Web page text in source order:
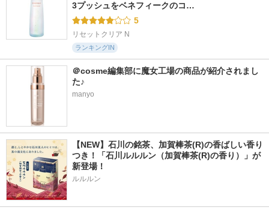
3プッシュをベネフィークのコ…
5
リセットクリア N
ランキングIN
＠cosme編集部に魔女工場の商品が紹介されまし
た♪
manyo
【NEW】石川の銘茶、加賀棒茶(R)の香ばしい香り
つき！「石川ルルルン（加賀棒茶(R)の香り）」が
新登場！
ルルルン